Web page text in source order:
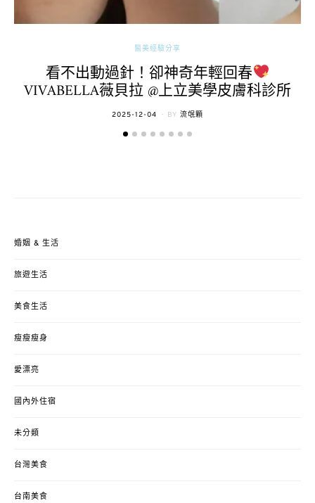
醫美經驗分享
看不出動過針！卻神奇年輕回春
VIVABELLA薇貝拉 @上立美學皮膚科診所
POSTED
2025-12-04 BY 流氓顆
婚姻 & 生活
旅遊生活
美食生活
瘦瘦瘦身
愛漂亮
國內外住宿
未分類
台灣美食
台南美食